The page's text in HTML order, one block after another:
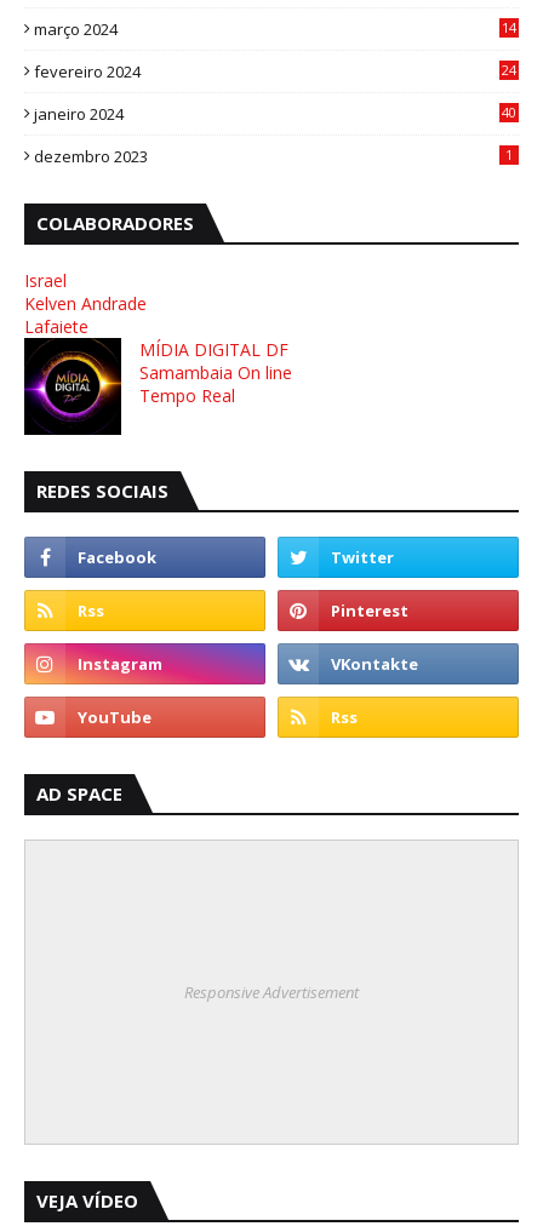
março 2024
14
fevereiro 2024
24
janeiro 2024
40
dezembro 2023 1
COLABORADORES
Israel
Kelven Andrade
Lafaiete
MÍDIA DIGITAL DF
Samambaia On line
Tempo Real
REDES SOCIAIS
AD SPACE
Responsive Advertisement
VEJA VÍDEO